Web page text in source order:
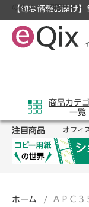
【旬な情報お届け
のオフィス通販サイト
商品カテ
一覧
注目商品 オフィ
ホーム ＡＰＣ